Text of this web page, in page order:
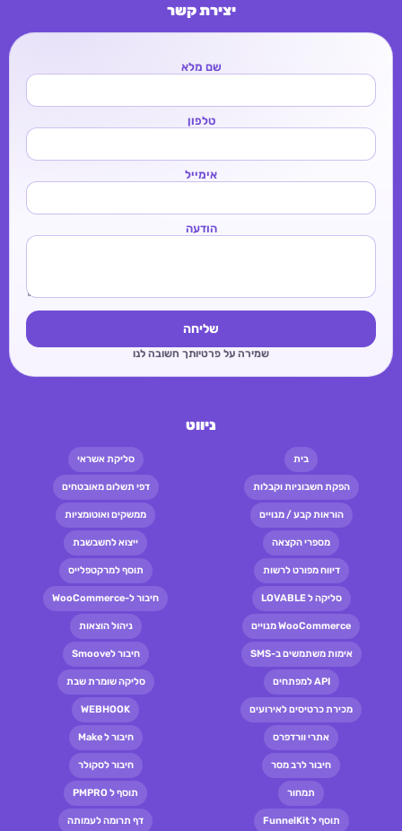
יצירת קשר
שם מלא
טלפון
אימייל
הודעה
שליחה
שמירה על פרטיותך חשובה לנו
ניווט
בית סליקת אשראי
הפקת חשבוניות וקבלות דפי תשלום מאובטחים
הוראות קבע / מנויים ממשקים ואוטומציות
מספרי הקצאה ייצוא לחשבשבת
דיווח מפורט לרשות תוסף למרקטפלייס
סליקה ל LOVABLE חיבור ל-WooCommerce
WooCommerce מנויים ניהול הוצאות
אימות משתמשים ב-SMS חיבור לSmoove
API למפתחים סליקה שומרת שבת
מכירת כרטיסים לאירועים WEBHOOK
אתרי וורדפרס חיבור ל Make
חיבור לרב מסר חיבור לסקולר
תמחור תוסף ל PMPRO
תוסף ל FunnelKit דף תרומה לעמותה